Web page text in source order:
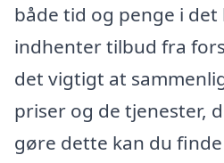
både tid og penge i
indhenter tilbud fra
det vigtigt at
priser og de tjenester,
gøre dette kan du